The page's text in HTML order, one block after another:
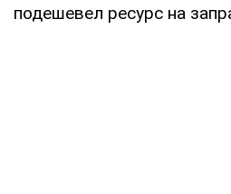
подешевел ресурс на